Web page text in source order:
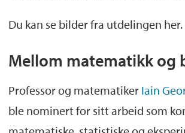
Lars Thore Fadnes ved
helse og samfunnsmedisin
fremragende
Du kan se bilder fra utdelingen her.
Mellom matematikk og
Professor og matematiker Iain
ble nominert for sitt arbeid som